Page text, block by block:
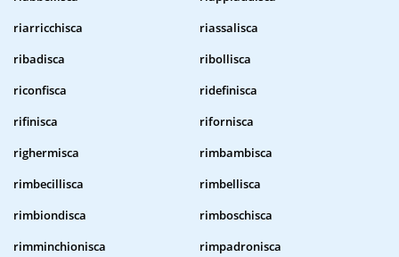
riarricchisca
riassalisca
ribadisca
ribollisca
riconfisca
ridefinisca
rifinisca
rifornisca
righermisca
rimbambisca
rimbecillisca
rimbellisca
rimbiondisca
rimboschisca
rimminchionisca
rimpadronisca